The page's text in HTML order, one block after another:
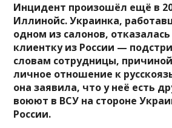
Инцидент произошёл ещё в
Иллинойс. Украинка,
одном из салонов,
клиентку из России —
словам сотрудницы,
личное отношение к
она заявила, что у неё есть
воюют в ВСУ на стороне
России.